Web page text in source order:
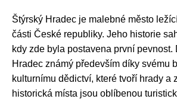
Štýrský Hradec je malebné město
části České republiky. Jeho historie
kdy zde byla postavena první pevnost.
Hradec známý především díky svému
kulturnímu dědictví, které tvoří hrady a
historická místa jsou oblíbenou